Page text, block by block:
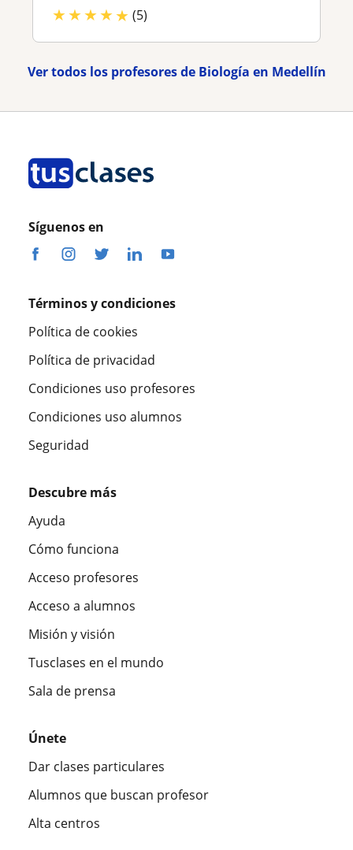
★★★★★ (5)
Ver todos los profesores de Biología en Medellín
Síguenos en
Términos y condiciones
Política de cookies
Política de privacidad
Condiciones uso profesores
Condiciones uso alumnos
Seguridad
Descubre más
Ayuda
Cómo funciona
Acceso profesores
Acceso a alumnos
Misión y visión
Tusclases en el mundo
Sala de prensa
Únete
Dar clases particulares
Alumnos que buscan profesor
Alta centros